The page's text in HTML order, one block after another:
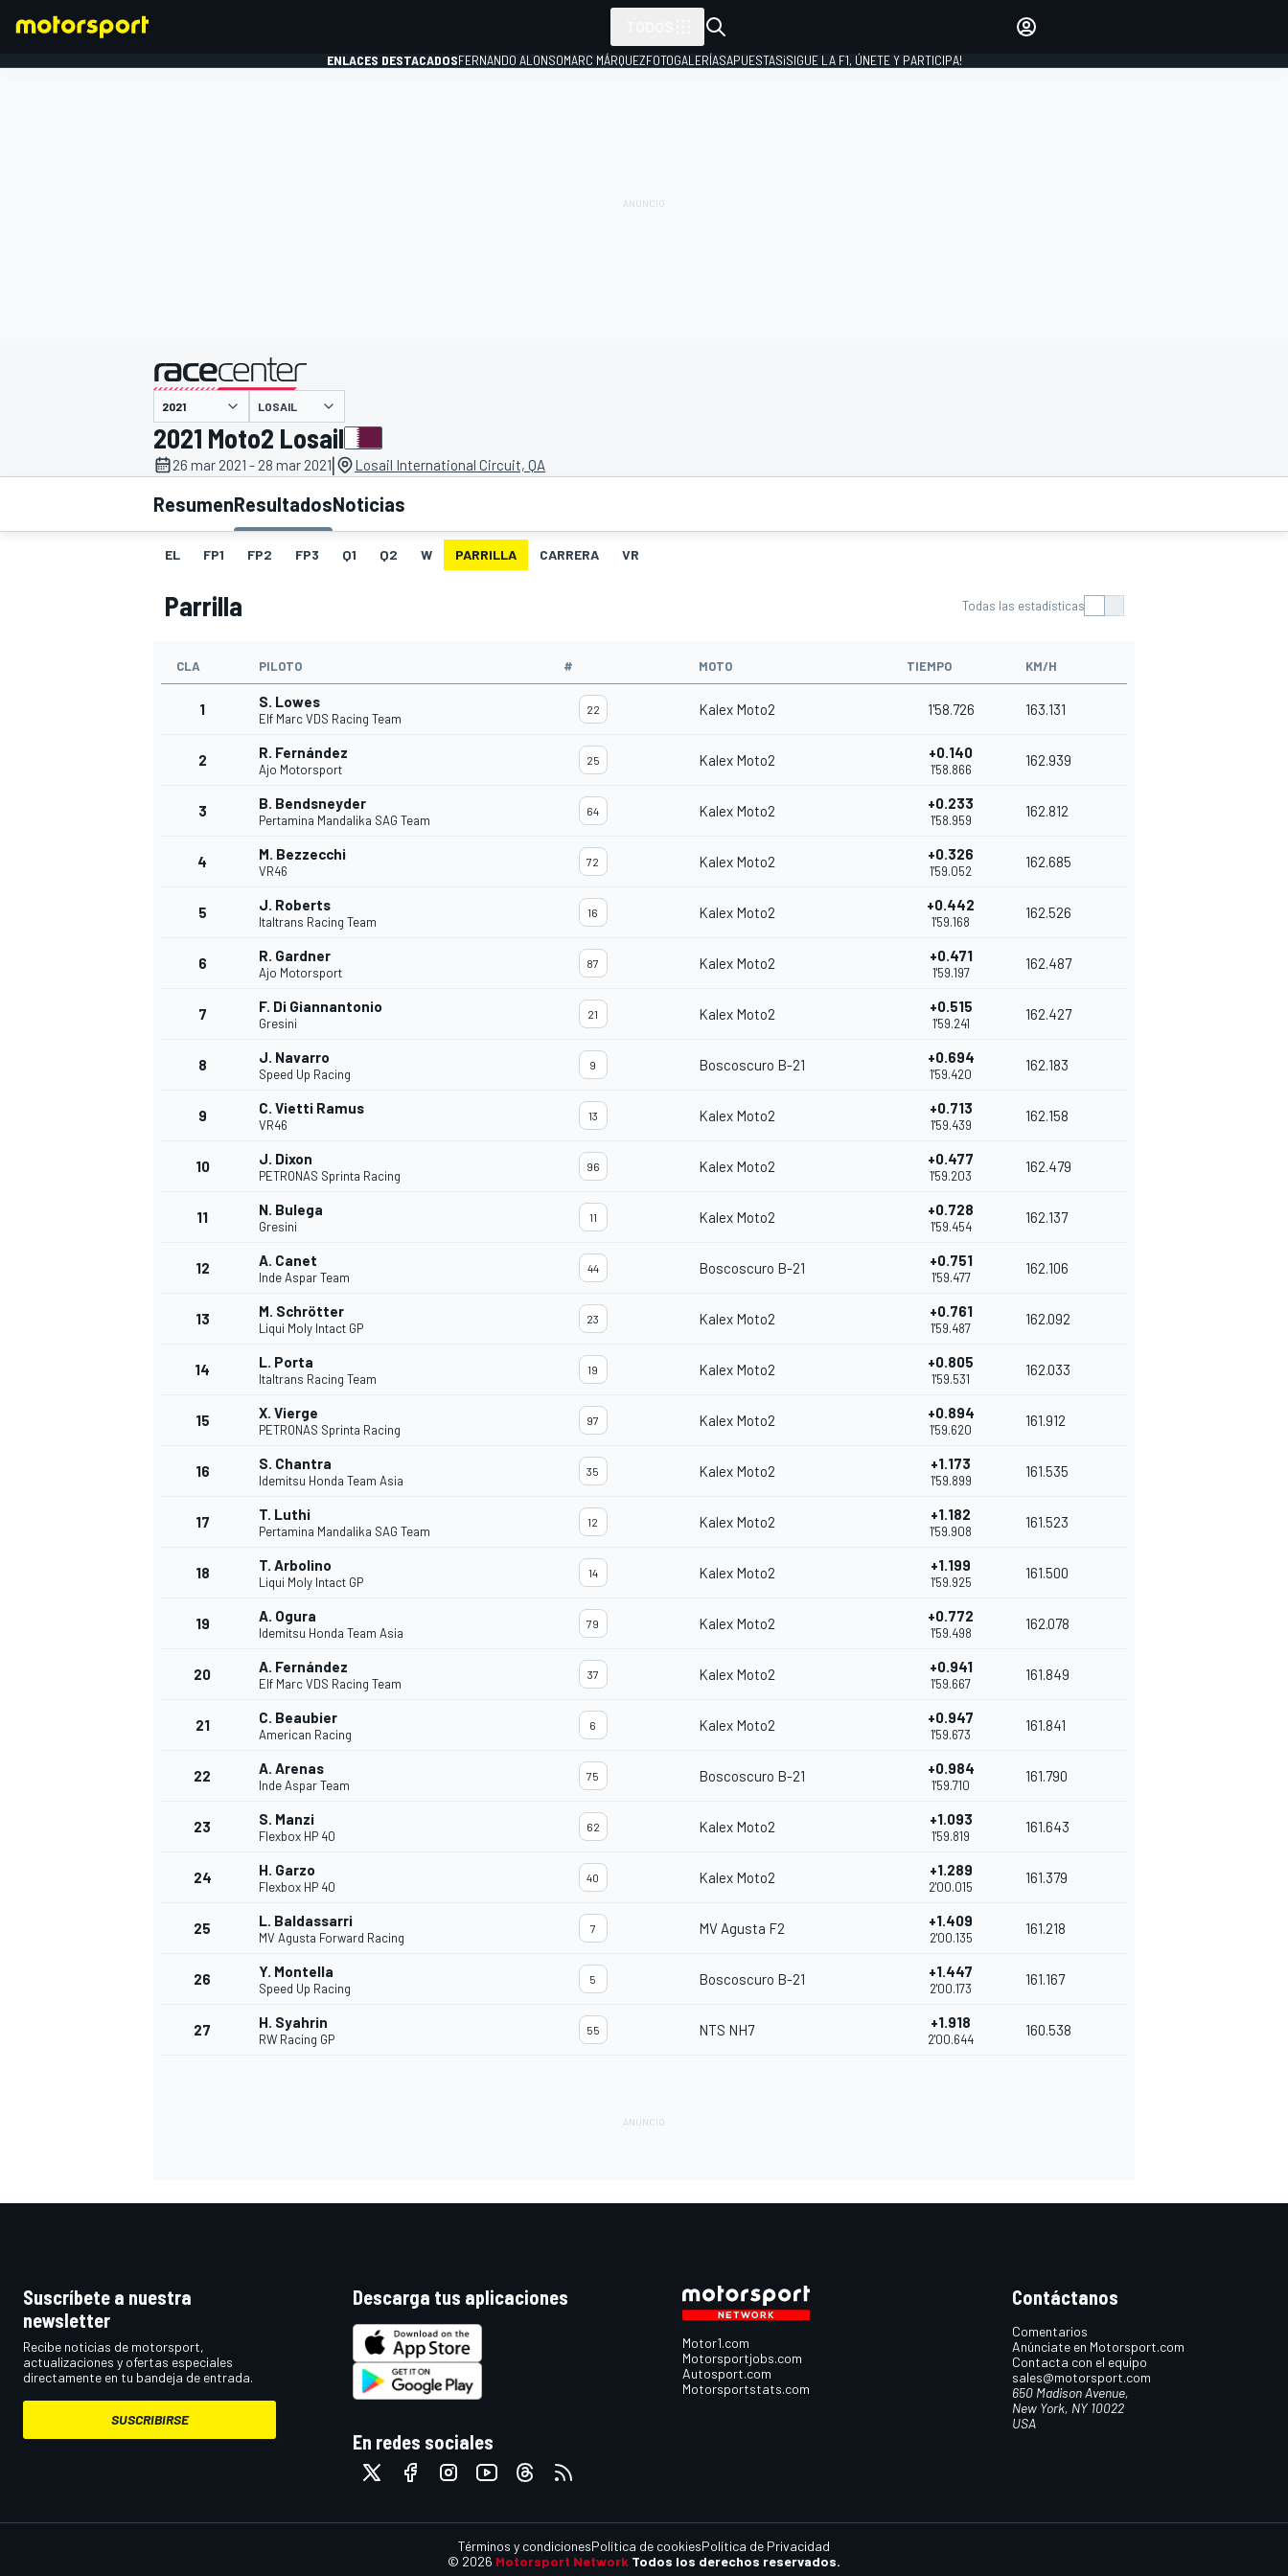
INDYCAR WRC
FÓRMULA E
MÁS CATEGORÍAS
ENLACES DESTACADOSFERNANDO ALONSOMARC MÁRQUEZFOTOGALERÍASAPUESTAS¡SIGUE LA F1, ÚNETE Y PARTICIPA!
presentado por
LOSAIL
2021 Moto2 Losail
26 mar 2021 - 28 mar 2021| Losail International Circuit, QA
ResumenResultadosNoticias
EL FP1 FP2 FP3 Q1 Q2 W PARRILLA CARRERA VR
Parrilla Todas las estadísticas
CLA PILOTO # MOTO TIEMPO KM/H
1 S. Lowes
Elf Marc VDS Racing Team
22 Kalex Moto2 1'58.726 163.131
2 R. Fernández
Ajo Motorsport
25 Kalex Moto2 +0.140
1'58.866
162.939
3 B. Bendsneyder
Pertamina Mandalika SAG Team
64 Kalex Moto2 +0.233
1'58.959
162.812
4 M. Bezzecchi
VR46
72 Kalex Moto2 +0.326
1'59.052
162.685
5 J. Roberts
Italtrans Racing Team
16 Kalex Moto2 +0.442
1'59.168
162.526
6 R. Gardner
Ajo Motorsport
87 Kalex Moto2 +0.471
1'59.197
162.487
7 F. Di Giannantonio
Gresini
21 Kalex Moto2 +0.515
1'59.241
162.427
8 J. Navarro
Speed Up Racing
9 Boscoscuro B-21 +0.694
1'59.420
162.183
9 C. Vietti Ramus
VR46
13 Kalex Moto2 +0.713
1'59.439
162.158
10 J. Dixon
PETRONAS Sprinta Racing
96 Kalex Moto2 +0.477
1'59.203
162.479
11 N. Bulega
Gresini
11 Kalex Moto2 +0.728
1'59.454
162.137
12 A. Canet
Inde Aspar Team
44 Boscoscuro B-21 +0.751
1'59.477
162.106
13 M. Schrötter
Liqui Moly Intact GP
23 Kalex Moto2 +0.761
1'59.487
162.092
14 L. Porta
Italtrans Racing Team
19 Kalex Moto2 +0.805
1'59.531
162.033
15 X. Vierge
PETRONAS Sprinta Racing
97 Kalex Moto2 +0.894
1'59.620
161.912
16 S. Chantra
Idemitsu Honda Team Asia
35 Kalex Moto2 +1.173
1'59.899
161.535
17 T. Luthi
Pertamina Mandalika SAG Team
12 Kalex Moto2 +1.182
1'59.908
161.523
18 T. Arbolino
Liqui Moly Intact GP
14 Kalex Moto2 +1.199
1'59.925
161.500
19 A. Ogura
Idemitsu Honda Team Asia
79 Kalex Moto2 +0.772
1'59.498
162.078
20 A. Fernández
Elf Marc VDS Racing Team
37 Kalex Moto2 +0.941
1'59.667
161.849
21 C. Beaubier
American Racing
6 Kalex Moto2 +0.947
1'59.673
161.841
22 A. Arenas
Inde Aspar Team
75 Boscoscuro B-21 +0.984
1'59.710
161.790
23 S. Manzi
Flexbox HP 40
62 Kalex Moto2 +1.093
1'59.819
161.643
24 H. Garzo
Flexbox HP 40
40 Kalex Moto2 +1.289
2'00.015
161.379
25 L. Baldassarri
MV Agusta Forward Racing
7 MV Agusta F2 +1.409
2'00.135
161.218
26 Y. Montella
Speed Up Racing
5 Boscoscuro B-21 +1.447
2'00.173
161.167
27 H. Syahrin
RW Racing GP
55 NTS NH7 +1.918
2'00.644
160.538
Suscríbete a nuestra
newsletter
Recibe noticias de motorsport,
actualizaciones y ofertas especiales
directamente en tu bandeja de entrada.
SUSCRIBIRSE
Descarga tus aplicaciones
En redes sociales
Motor1.com
Motorsportjobs.com
Autosport.com
Motorsportstats.com
Contáctanos
Comentarios
Anúnciate en Motorsport.com
Contacta con el equipo
sales@motorsport.com
650 Madison Avenue,
New York, NY 10022
USA
© 2026 Motorsport Network Todos los derechos reservados.
Términos y condicionesPolítica de cookiesPolítica de Privacidad